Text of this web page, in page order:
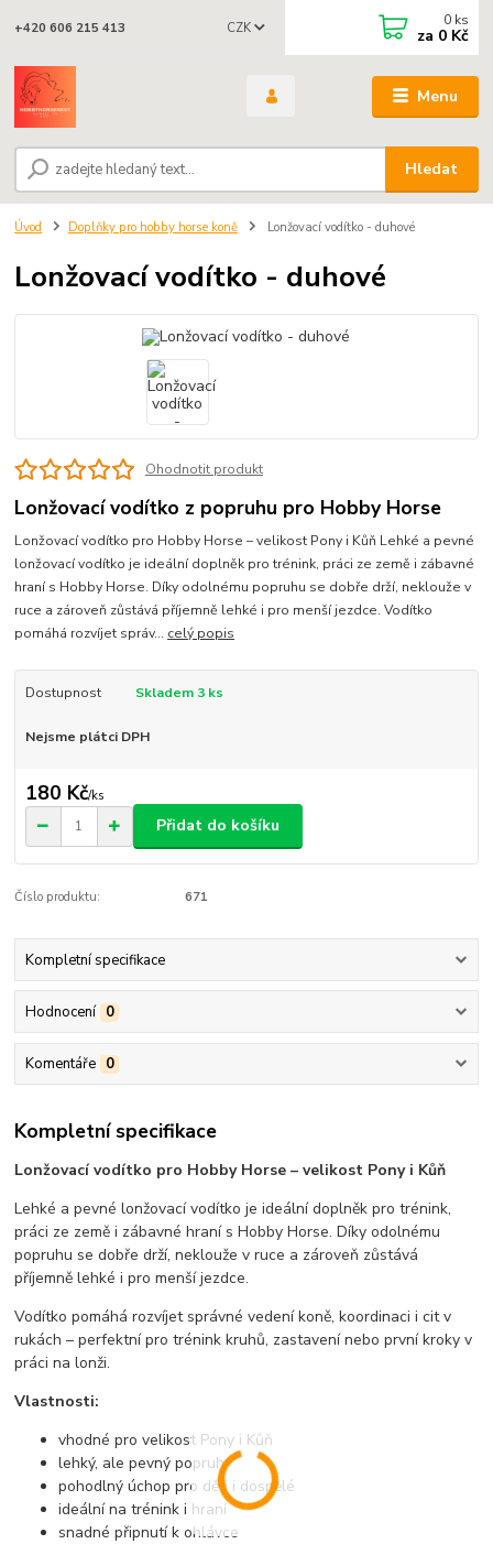
Menu
CZK
Hledat
+420 606 215 413 0 ks
za 0 Kč
Úvod Doplňky pro hobby horse koně Lonžovací vodítko - duhové
Lonžovací vodítko - duhové
Ohodnotit produkt
Lonžovací vodítko z popruhu pro Hobby Horse
Lonžovací vodítko pro Hobby Horse – velikost Pony i Kůň Lehké a pevné
lonžovací vodítko je ideální doplněk pro trénink, práci ze země i zábavné
hraní s Hobby Horse. Díky odolnému popruhu se dobře drží, neklouže v
ruce a zároveň zůstává příjemně lehké i pro menší jezdce. Vodítko
pomáhá rozvíjet správ... celý popis
Dostupnost Skladem 3 ks
Nejsme plátci DPH
180 Kč/ks
Přidat do košíku
Číslo produktu: 671
Kompletní specifikace
Hodnocení 0
Komentáře 0
Kompletní specifikace
Lonžovací vodítko pro Hobby Horse – velikost Pony i Kůň
Lehké a pevné lonžovací vodítko je ideální doplněk pro trénink,
práci ze země i zábavné hraní s Hobby Horse. Díky odolnému
popruhu se dobře drží, neklouže v ruce a zároveň zůstává
příjemně lehké i pro menší jezdce.
Vodítko pomáhá rozvíjet správné vedení koně, koordinaci i cit v
rukách – perfektní pro trénink kruhů, zastavení nebo první kroky v
práci na lonži.
Vlastnosti:
vhodné pro velikost Pony i Kůň
lehký, ale pevný popruh
pohodlný úchop pro děti i dospělé
ideální na trénink i hraní
snadné připnutí k ohlávce